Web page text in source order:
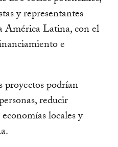
y representantes
América Latina, con el
e
proyectos podrían
reducir
locales y